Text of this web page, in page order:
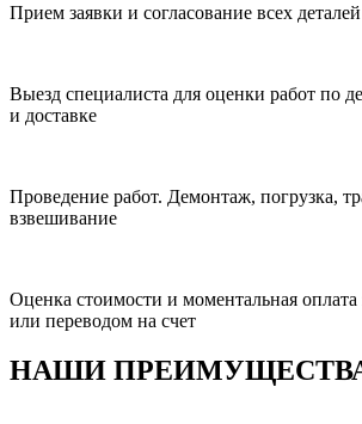
Прием заявки и согласование всех
Выезд специалиста для оценки работ по
и доставке
Проведение работ. Демонтаж, погрузка,
взвешивание
Оценка стоимости и моментальная
или переводом на счет
НАШИ